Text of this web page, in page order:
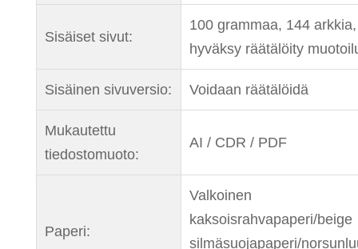
Sisäiset sivut:
100 grammaa, 144 arkkia,
hyväksy räätälöity
Sisäinen sivuversio: Voidaan räätälöidä
Mukautettu
tiedostomuoto:
AI / CDR / PDF
Paperi:
Valkoinen
kaksoisrahvapaperi/beige
silmäsuojapaperi/